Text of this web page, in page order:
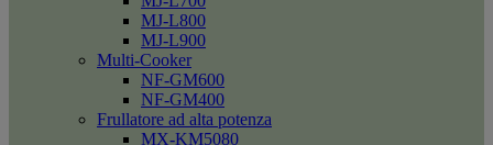
MJ-L800
MJ-L900
Multi-Cooker
NF-GM600
NF-GM400
Frullatore ad alta potenza
MX-KM5080